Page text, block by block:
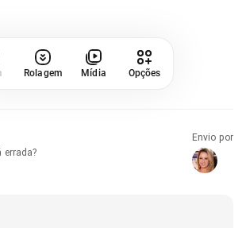
Rolagem Mídia Opções
Envio por